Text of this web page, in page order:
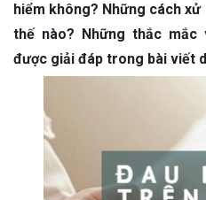
hiểm không? Những cách
thế nào? Những thắc
được giải đáp trong bài viết